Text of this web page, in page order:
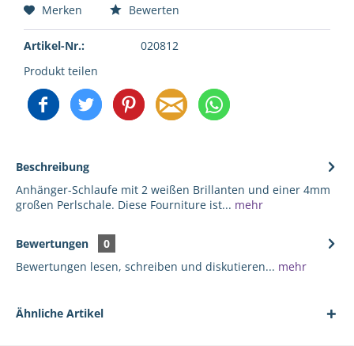
Merken Bewerten
Artikel-Nr.:
020812
Produkt teilen
Beschreibung
Anhänger-Schlaufe mit 2 weißen Brillanten und einer 4mm
großen Perlschale. Diese Fourniture ist... mehr
Bewertungen
0
Bewertungen lesen, schreiben und diskutieren... mehr
Ähnliche Artikel